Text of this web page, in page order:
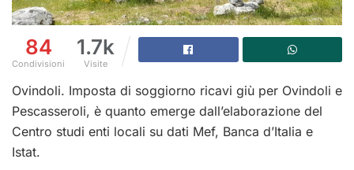
84
Condivisioni
1.7k
Visite
Ovindoli. Imposta di soggiorno ricavi giù per Ovindoli e
Pescasseroli, è quanto emerge dall’elaborazione del
Centro studi enti locali su dati Mef, Banca d’Italia e
Istat.